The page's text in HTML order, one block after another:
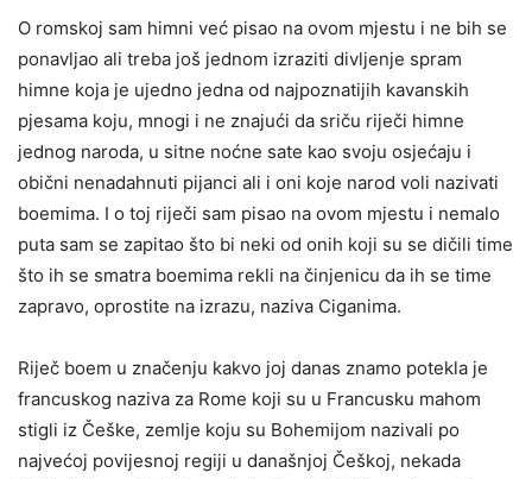
O romskoj sam himni već pisao na ovom mjestu i ne bih se
ponavljao ali treba još jednom izraziti divljenje spram
himne koja je ujedno jedna od najpoznatijih kavanskih
pjesama koju, mnogi i ne znajući da sriču riječi himne
jednog naroda, u sitne noćne sate kao svoju osjećaju i
obični nenadahnuti pijanci ali i oni koje narod voli nazivati
boemima. I o toj riječi sam pisao na ovom mjestu i nemalo
puta sam se zapitao što bi neki od onih koji su se dičili time
što ih se smatra boemima rekli na činjenicu da ih se time
zapravo, oprostite na izrazu, naziva Ciganima.
Riječ boem u značenju kakvo joj danas znamo potekla je
francuskog naziva za Rome koji su u Francusku mahom
stigli iz Češke, zemlje koju su Bohemijom nazivali po
najvećoj povijesnoj regiji u današnjoj Češkoj, nekada